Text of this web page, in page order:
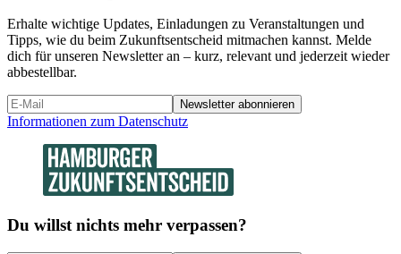
Erhalte wichtige Updates, Einladungen zu Veranstaltungen und
Tipps, wie du beim Zukunftsentscheid mitmachen kannst. Melde
dich für unseren Newsletter an – kurz, relevant und jederzeit wieder
abbestellbar.
Newsletter abonnieren
Informationen zum Datenschutz
Du willst nichts mehr verpassen?